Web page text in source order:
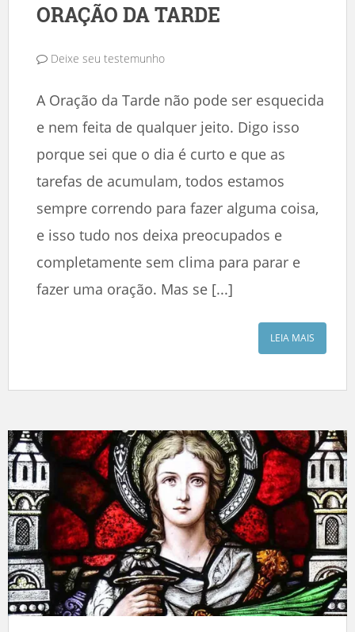
ORAÇÃO DA TARDE
Deixe seu testemunho
A Oração da Tarde não pode ser esquecida
e nem feita de qualquer jeito. Digo isso
porque sei que o dia é curto e que as
tarefas de acumulam, todos estamos
sempre correndo para fazer alguma coisa,
e isso tudo nos deixa preocupados e
completamente sem clima para parar e
fazer uma oração. Mas se [...]
LEIA MAIS